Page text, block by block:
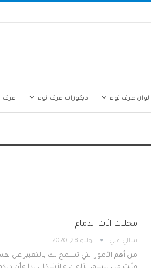
الوان غرف نوم ديكورات غرف نوم غرف
محلات اثاث الدمام
ٍسالي علي يوليو 28, 2020
من أهم الأمور التي تسمح لك بالتعبير عن